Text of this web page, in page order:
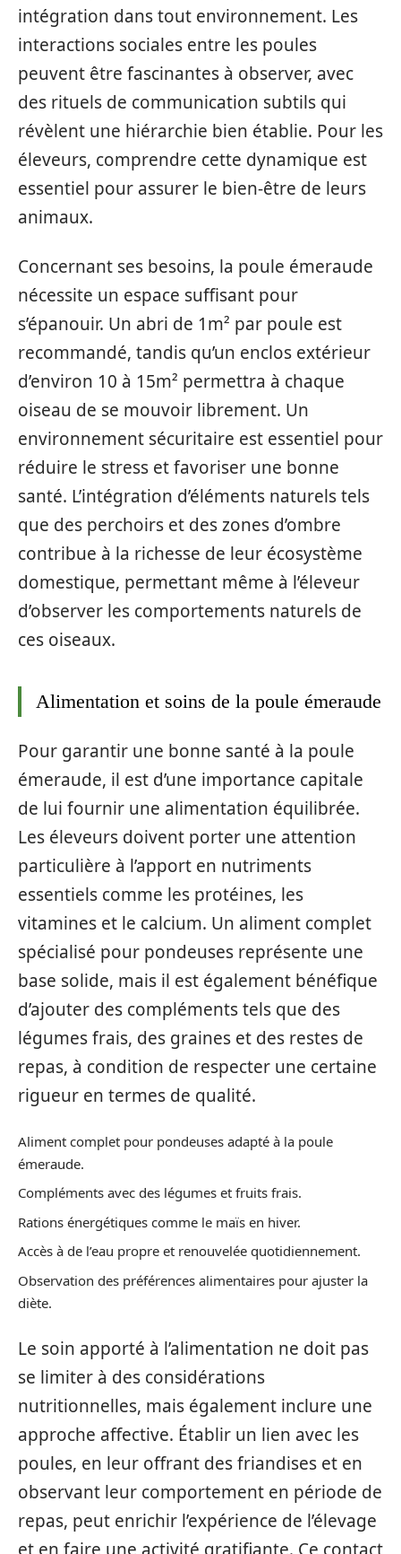
intégration dans tout environnement. Les
interactions sociales entre les poules
peuvent être fascinantes à observer, avec
des rituels de communication subtils qui
révèlent une hiérarchie bien établie. Pour les
éleveurs, comprendre cette dynamique est
essentiel pour assurer le bien-être de leurs
animaux.
Concernant ses besoins, la poule émeraude
nécessite un espace suffisant pour
s’épanouir. Un abri de 1m² par poule est
recommandé, tandis qu’un enclos extérieur
d’environ 10 à 15m² permettra à chaque
oiseau de se mouvoir librement. Un
environnement sécuritaire est essentiel pour
réduire le stress et favoriser une bonne
santé. L’intégration d’éléments naturels tels
que des perchoirs et des zones d’ombre
contribue à la richesse de leur écosystème
domestique, permettant même à l’éleveur
d’observer les comportements naturels de
ces oiseaux.
Alimentation et soins de la poule émeraude
Pour garantir une bonne santé à la poule
émeraude, il est d’une importance capitale
de lui fournir une alimentation équilibrée.
Les éleveurs doivent porter une attention
particulière à l’apport en nutriments
essentiels comme les protéines, les
vitamines et le calcium. Un aliment complet
spécialisé pour pondeuses représente une
base solide, mais il est également bénéfique
d’ajouter des compléments tels que des
légumes frais, des graines et des restes de
repas, à condition de respecter une certaine
rigueur en termes de qualité.
Aliment complet pour pondeuses adapté à la poule
émeraude.
Compléments avec des légumes et fruits frais.
Rations énergétiques comme le maïs en hiver.
Accès à de l’eau propre et renouvelée quotidiennement.
Observation des préférences alimentaires pour ajuster la
diète.
Le soin apporté à l’alimentation ne doit pas
se limiter à des considérations
nutritionnelles, mais également inclure une
approche affective. Établir un lien avec les
poules, en leur offrant des friandises et en
observant leur comportement en période de
repas, peut enrichir l’expérience de l’élevage